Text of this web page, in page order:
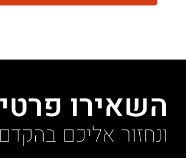
השאירו
ונחזור אליכם